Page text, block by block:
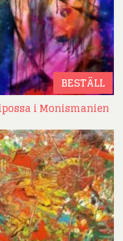
BESTÄLL
i Monismanien